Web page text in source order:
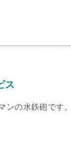
ス
ンの水鉄砲です